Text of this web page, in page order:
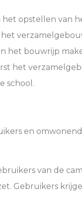
opstellen van
het bouwrijp
het
school.
en
van de
Gebruikers